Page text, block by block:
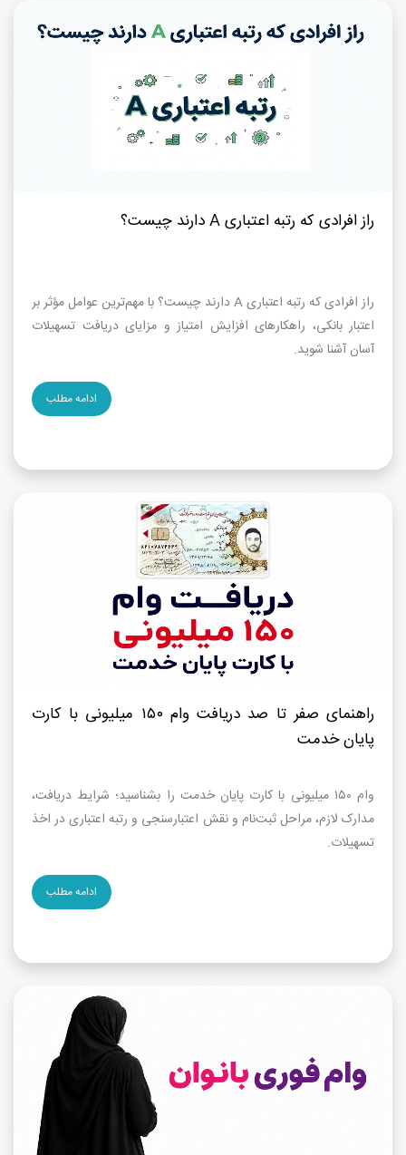
راز افرادی که رتبه اعتباری A دارند چیست؟
راز افرادی که رتبه اعتباری A دارند چیست؟ با مهم‌ترین عوامل مؤثر بر
اعتبار بانکی، راهکارهای افزایش امتیاز و مزایای دریافت تسهیلات
آسان آشنا شوید.
ادامه مطلب
راهنمای صفر تا صد دریافت وام ۱۵۰ میلیونی با کارت
پایان خدمت
وام ۱۵۰ میلیونی با کارت پایان خدمت را بشناسید؛ شرایط دریافت،
مدارک لازم، مراحل ثبت‌نام و نقش اعتبارسنجی و رتبه اعتباری در اخذ
تسهیلات.
ادامه مطلب